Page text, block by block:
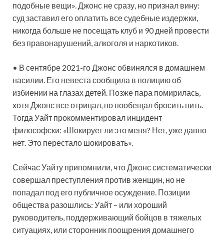
подобные вещи». Джонс не сразу, но признал вину:
суд заставил его оплатить все судебные издержки,
никогда больше не посещать клуб и 90 дней провести
без правонарушений, алкоголя и наркотиков.
• В сентябре 2021-го Джонс обвинялся в домашнем
насилии. Его невеста сообщила в полицию об
избиении на глазах детей. Позже пара помирилась,
хотя Джонс все отрицал, но пообещал бросить пить.
Тогда Уайт прокомментировал инцидент
философски: «Шокирует ли это меня? Нет, уже давно
нет. Это перестало шокировать».
Сейчас Уайту припомнили, что Джонс систематически
совершал преступления против женщин, но не
попадал под его публичное осуждение. Позиции
общества разошлись: Уайт – или хороший
руководитель, поддерживающий бойцов в тяжелых
ситуациях, или сторонник поощрения домашнего